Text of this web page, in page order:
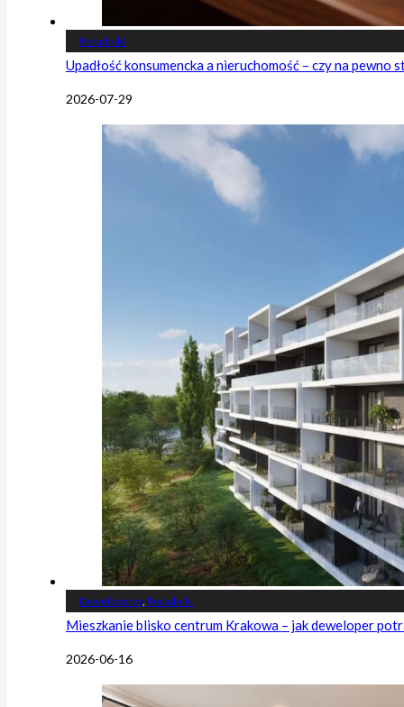
Poradniki
Upadłość konsumencka a nieruchomość – czy na pewno
2026-07-29
Deweloperzy, Poradniki
Mieszkanie blisko centrum Krakowa – jak deweloper
2026-06-16